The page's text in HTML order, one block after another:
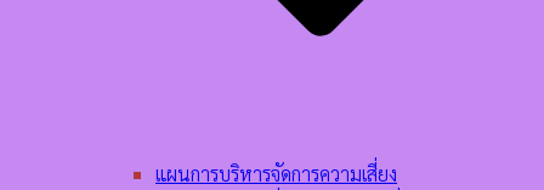
แผนการบริหารจัดการความเสี่ยง